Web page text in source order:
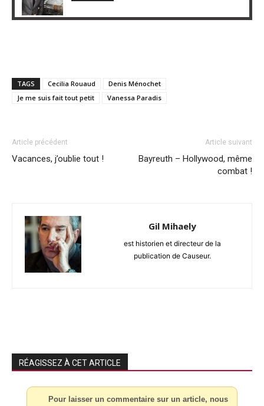
TAGS Cecilia Rouaud
Denis Ménochet
Je me suis fait tout petit
Vanessa Paradis
Article précédent
Vacances, j’oublie tout !
Article suivant
Bayreuth – Hollywood, même
combat !
Gil Mihaely
est historien et directeur de la
publication de Causeur.
RÉAGISSEZ À CET ARTICLE
Pour laisser un commentaire sur un article, nous